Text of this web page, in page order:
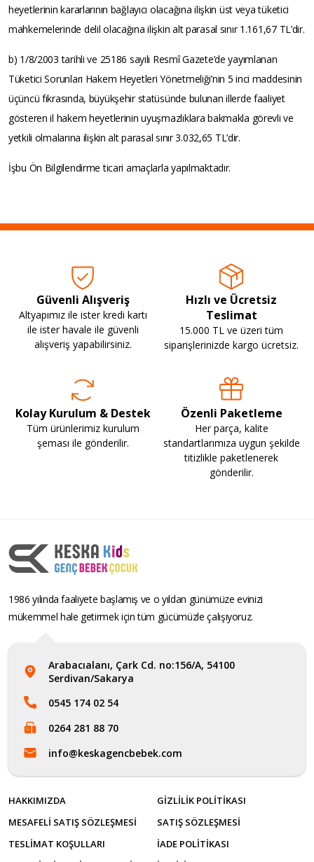
heyetlerinin kararlarının bağlayıcı olacağına ilişkin üst veya tüketici
mahkemelerinde delil olacağına ilişkin alt parasal sınır 1.161,67 TL’dir.
b) 1/8/2003 tarihli ve 25186 sayılı Resmî Gazete’de yayımlanan
Tüketici Sorunları Hakem Heyetleri Yönetmeliği’nin 5 inci maddesinin
üçüncü fıkrasında, büyükşehir statüsünde bulunan illerde faaliyet
gösteren il hakem heyetlerinin uyuşmazlıklara bakmakla görevli ve
yetkili olmalarına ilişkin alt parasal sınır 3.032,65 TL’dir.
İşbu Ön Bilgilendirme ticari amaçlarla yapılmaktadır.
Güvenli Alışveriş
Altyapımız ile ister kredi kartı
ile ister havale ile güvenli
alışveriş yapabilirsiniz.
Hızlı ve Ücretsiz
Teslimat
15.000 TL ve üzeri tüm
siparişlerinizde kargo ücretsiz.
Kolay Kurulum & Destek
Tüm ürünlerimiz kurulum
şeması ile gönderilir.
Özenli Paketleme
Her parça, kalite
standartlarımıza uygun şekilde
titizlikle paketlenerek
gönderilir.
1986 yılında faaliyete başlamış ve o yıldan günümüze evinizi
mükemmel hale getirmek için tüm gücümüzle çalışıyoruz.
Arabacıalanı, Çark Cd. no:156/A, 54100
Serdivan/Sakarya
0545 174 02 54
0264 281 88 70
info@keskagencbebek.com
HAKKIMIZDA
GIZLILIK POLITIKASI
MESAFELI SATIŞ SÖZLEŞMESI
SATIŞ SÖZLEŞMESI
TESLIMAT KOŞULLARI
İADE POLITIKASI